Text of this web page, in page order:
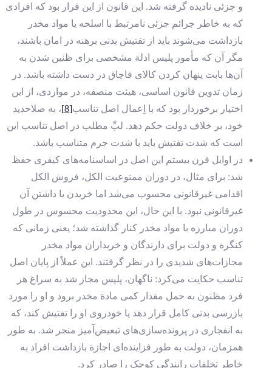
و جزئی نادیده گرفته شد. این قانون از این قرار بود که افرادی
که به خاطر جرائم جزئی نامرتبط با اسلحه یا مواد مخدر
بازداشت می‌شوند باید از تفتیش‌ بدنی برهنه در امان باشند،
مگر آن که مأمور پلیس ادلة مشخصی برای ظنین شدن به
آن‌ها بابت پنهان کردن کالای قاچاق در دست داشته باشد. در
زمان تدوین قانون اساسی، هیئت منصفه، در مواردی، از این
اختیار برخوردار بود که با اِعمال اصل تناسب[8]
، به صلاحدید
خود، بر خلاف دولت حکم دهد. لبِّ مطلب در اصل تناسب این
است که شدت تفتیش باید با شدت جرم متناسب باشد.
در اوایل قرن بیستم این اصل در اساسنامه‌های کیفری حفظ
شد: برای مثال، در دوران ممنوعیت الکل، فروش الکل
اقدامی غیرقانونی محسوب می‌‌شد اما خریدن یا داشتن آن
غیرقانونی نبود. با این حال،‌ این محدودیت محسوس در طول
دوران مبارزه با مواد مخدر کنار گذاشته شد؛ یعنی زمانی که
کنگره و دولت برای دارندگان و خریداران مواد مخدر
مجازات‌های شدیدی را در نظر گرفتند. این عملاً از پایان اصل
تناسب حکایت می‌کرد: ناگهان، پلیس مجاز شد به سراغ هر
فرد مظنون به حمل مقدار کمی مادة مخدر برود و او را مورد
بازرسی بدنی کامل قرار دهد یا خودروی او را تفتیش کند، که
به انفجاری در پرونده‌سازی‌های تبعیض‌آمیز منجر شد. به طور
همزمان، دولت به طور فزاینده‌ای اجازة بازداشت افراد به
خاطر تخلفات رانندگی کوچک را صادر کرد.